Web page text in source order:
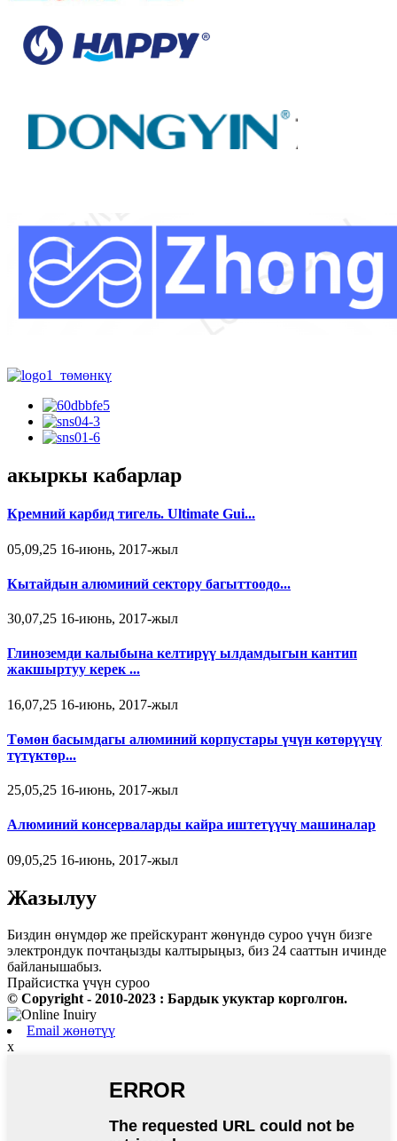
акыркы кабарлар
Кремний карбид тигель. Ultimate Gui...
05,09,25 16-июнь, 2017-жыл
Кытайдын алюминий сектору багыттоодо...
30,07,25 16-июнь, 2017-жыл
Глиноземди калыбына келтирүү ылдамдыгын кантип
жакшыртуу керек ...
16,07,25 16-июнь, 2017-жыл
Төмөн басымдагы алюминий корпустары үчүн көтөрүүчү
түтүктөр...
25,05,25 16-июнь, 2017-жыл
Алюминий консерваларды кайра иштетүүчү машиналар
09,05,25 16-июнь, 2017-жыл
Жазылуу
Биздин өнүмдөр же прейскурант жөнүндө суроо үчүн бизге
электрондук почтаңызды калтырыңыз, биз 24 сааттын ичинде
байланышабыз.
Прайсистка үчүн суроо
© Copyright - 2010-2023 : Бардык укуктар корголгон.
Email жөнөтүү
x